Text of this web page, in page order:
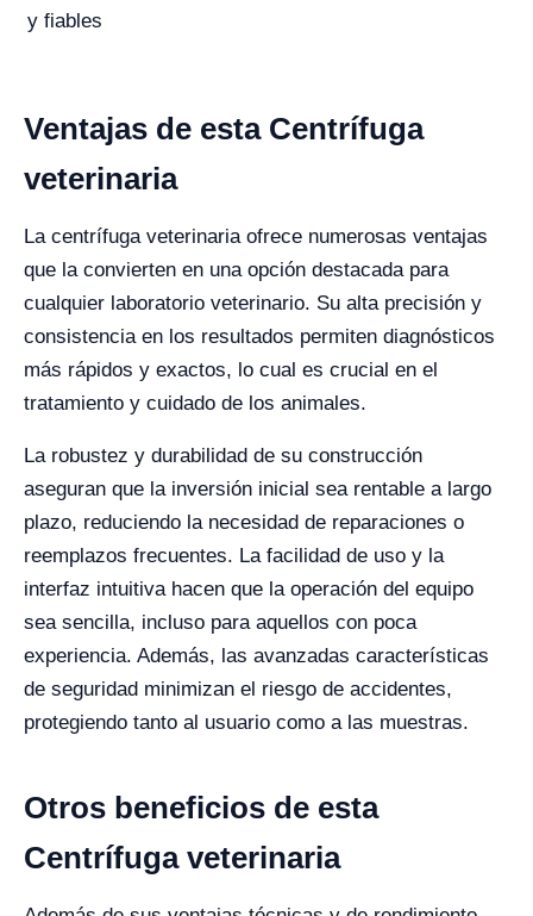
y fiables
Ventajas de esta Centrífuga
veterinaria
La centrífuga veterinaria ofrece numerosas ventajas
que la convierten en una opción destacada para
cualquier laboratorio veterinario. Su alta precisión y
consistencia en los resultados permiten diagnósticos
más rápidos y exactos, lo cual es crucial en el
tratamiento y cuidado de los animales.
La robustez y durabilidad de su construcción
aseguran que la inversión inicial sea rentable a largo
plazo, reduciendo la necesidad de reparaciones o
reemplazos frecuentes. La facilidad de uso y la
interfaz intuitiva hacen que la operación del equipo
sea sencilla, incluso para aquellos con poca
experiencia. Además, las avanzadas características
de seguridad minimizan el riesgo de accidentes,
protegiendo tanto al usuario como a las muestras.
Otros beneficios de esta
Centrífuga veterinaria